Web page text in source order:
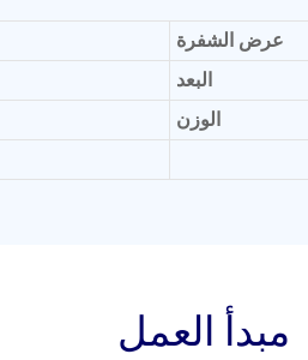
عرض الشفرة
البعد
الوزن
مبدأ العمل